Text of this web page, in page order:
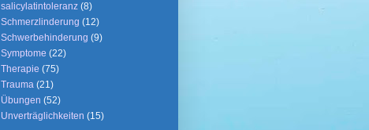
salicylatintoleranz (8)
Schmerzlinderung (12)
Schwerbehinderung (9)
Symptome (22)
Therapie (75)
Trauma (21)
Übungen (52)
Unverträglichkeiten (15)